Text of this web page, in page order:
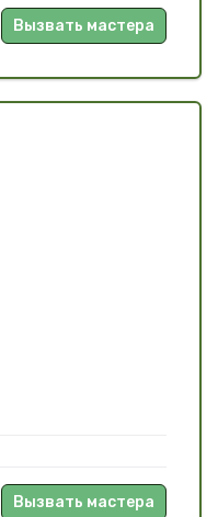
Вызвать мастера
Вызвать мастера